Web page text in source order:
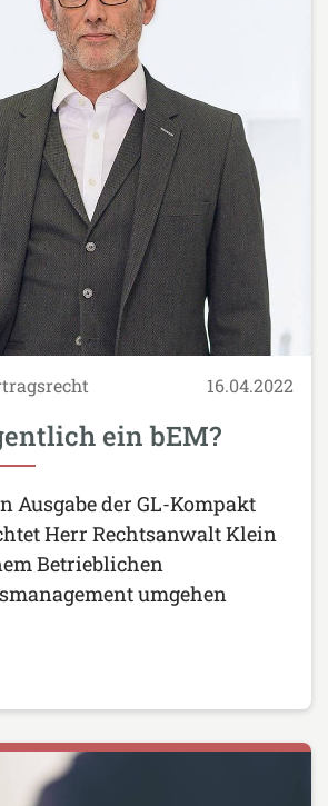
16.04.2022
ein bEM?
Ausgabe der GL-Kompakt
Herr Rechtsanwalt Klein
Betrieblichen
umgehen